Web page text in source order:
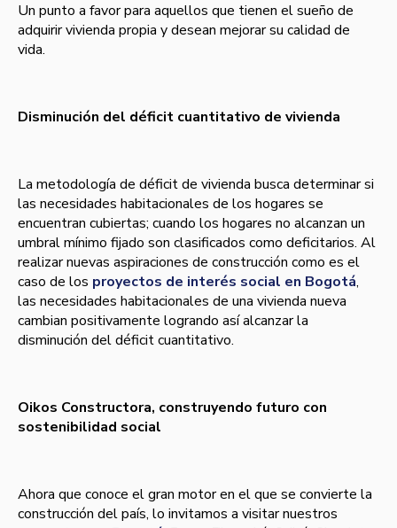
Un punto a favor para aquellos que tienen el sueño de
adquirir vivienda propia y desean mejorar su calidad de
vida.
Disminución del déficit cuantitativo de vivienda
La metodología de déficit de vivienda busca determinar si
las necesidades habitacionales de los hogares se
encuentran cubiertas; cuando los hogares no alcanzan un
umbral mínimo fijado son clasificados como deficitarios. Al
realizar nuevas aspiraciones de construcción como es el
caso de los proyectos de interés social en Bogotá,
las necesidades habitacionales de una vivienda nueva
cambian positivamente logrando así alcanzar la
disminución del déficit cuantitativo.
Oikos Constructora, construyendo futuro con
sostenibilidad social
Ahora que conoce el gran motor en el que se convierte la
construcción del país, lo invitamos a visitar nuestros